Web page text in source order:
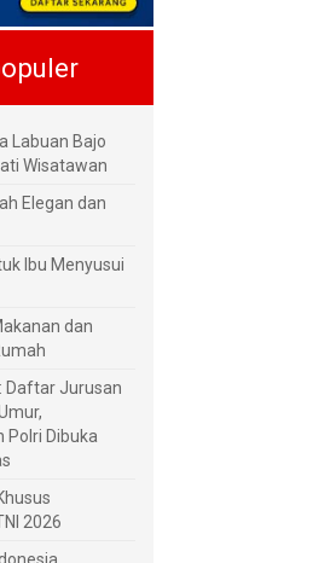
Labuan Bajo
Wisatawan
Elegan dan
Ibu Menyusui
dan
Daftar Jurusan
Polri Dibuka
2026